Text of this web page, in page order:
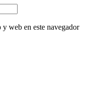
web en este navegador